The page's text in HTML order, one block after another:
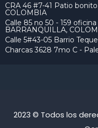
CRA 46 #7-41 Patio
COLOMBIA
Calle 85 no 50 - 159
BARRANQUILLA,
Calle 5#43-05 Barrio
Charcas 3628 7mo C -
2023 © Todos los